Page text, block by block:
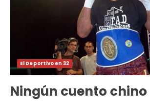
El Deportivo en 32
Ningún cuento chino